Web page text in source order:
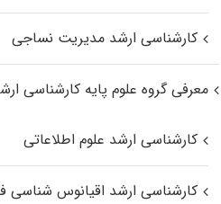
کارشناسی ارشد مدیریت نساجی
معرفی گروه علوم پایه کارشناسی
کارشناسی ارشد علوم اطلاعاتی
کارشناسی ارشد اقیانوس‌ شناسی